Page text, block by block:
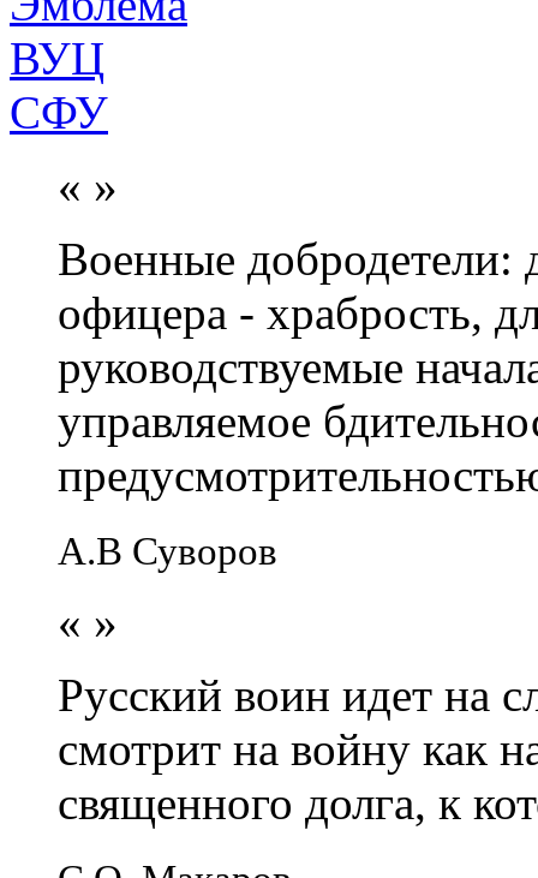
« »
Военные добродетели:
офицера - храбрость,
руководствуемые
управляемое
А.В Суворов
« »
Русский воин идет на
смотрит на войну как
священного долга, к